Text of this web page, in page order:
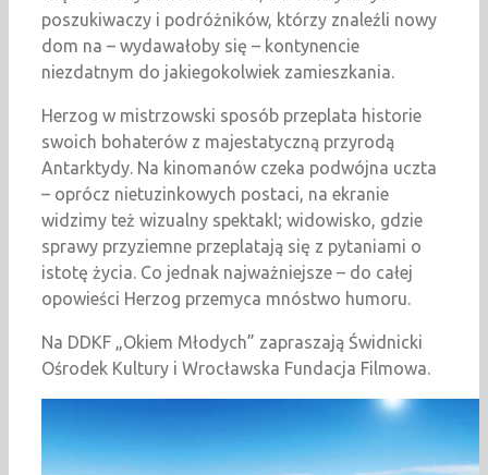
poszukiwaczy i podróżników, którzy znaleźli nowy
dom na – wydawałoby się – kontynencie
niezdatnym do jakiegokolwiek zamieszkania.
Herzog w mistrzowski sposób przeplata historie
swoich bohaterów z majestatyczną przyrodą
Antarktydy. Na kinomanów czeka podwójna uczta
– oprócz nietuzinkowych postaci, na ekranie
widzimy też wizualny spektakl; widowisko, gdzie
sprawy przyziemne przeplatają się z pytaniami o
istotę życia. Co jednak najważniejsze – do całej
opowieści Herzog przemyca mnóstwo humoru.
Na DDKF „Okiem Młodych” zapraszają Świdnicki
Ośrodek Kultury i Wrocławska Fundacja Filmowa.